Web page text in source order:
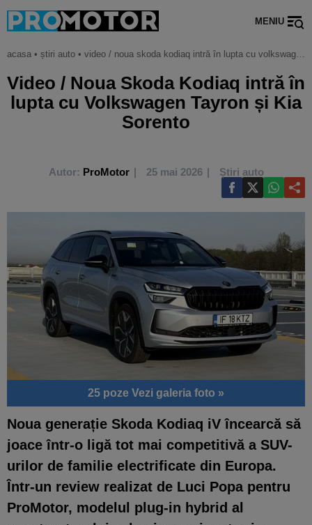
MENIU
acasa • știri auto • video / noua skoda kodiaq intră în lupta cu volkswagen tayron și kia sorento
Video / Noua Skoda Kodiaq intră în
lupta cu Volkswagen Tayron și Kia
Sorento
Autor: ProMotor 25 mai 2026 Știri auto
25 poze Vezi galeria foto »
Noua generație Skoda Kodiaq iV încearcă să
joace într-o ligă tot mai competitivă a SUV-
urilor de familie electrificate din Europa.
Într-un review realizat de Luci Popa pentru
ProMotor, modelul plug-in hybrid al